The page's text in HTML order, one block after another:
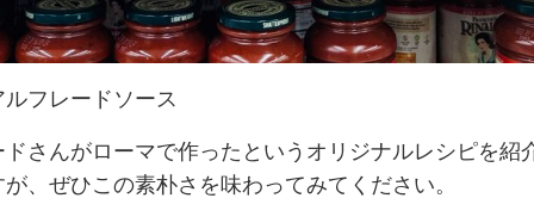
フレードソース
さんがローマで作ったというオリジナルレシピを紹
、ぜひこの素朴さを味わってみてください。